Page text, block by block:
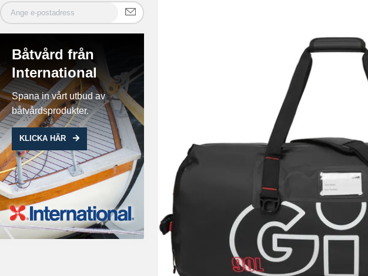
Båtvård från
International
Spana in vårt utbud av
båtvårdsprodukter.
KLICKA HÄR